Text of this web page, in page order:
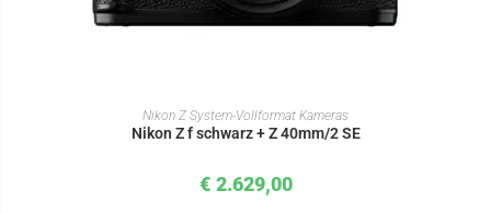
IN DEN WARENKORB
Nikon Z System-Vollformat Kameras
Nikon Z f schwarz + Z 40mm/2 SE
€ 2.629,00